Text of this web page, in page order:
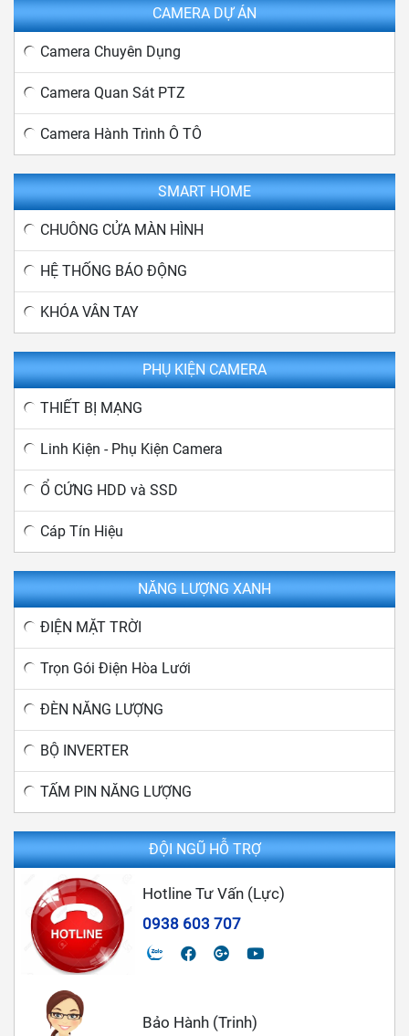
CAMERA DỰ ÁN
Camera Chuyên Dụng
Camera Quan Sát PTZ
Camera Hành Trình Ô TÔ
SMART HOME
CHUÔNG CỬA MÀN HÌNH
HỆ THỐNG BÁO ĐỘNG
KHÓA VÂN TAY
PHỤ KIỆN CAMERA
THIẾT BỊ MẠNG
Linh Kiện - Phụ Kiện Camera
Ổ CỨNG HDD và SSD
Cáp Tín Hiệu
NĂNG LƯỢNG XANH
ĐIỆN MẶT TRỜI
Trọn Gói Điện Hòa Lưới
ĐÈN NĂNG LƯỢNG
BỘ INVERTER
TẤM PIN NĂNG LƯỢNG
ĐỘI NGŨ HỖ TRỢ
Hotline Tư Vấn (Lực)
0938 603 707
Bảo Hành (Trinh)